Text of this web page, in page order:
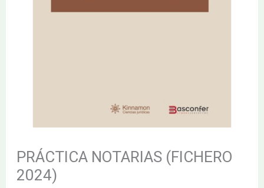
PRÁCTICA NOTARIAS (FICHERO
2024)